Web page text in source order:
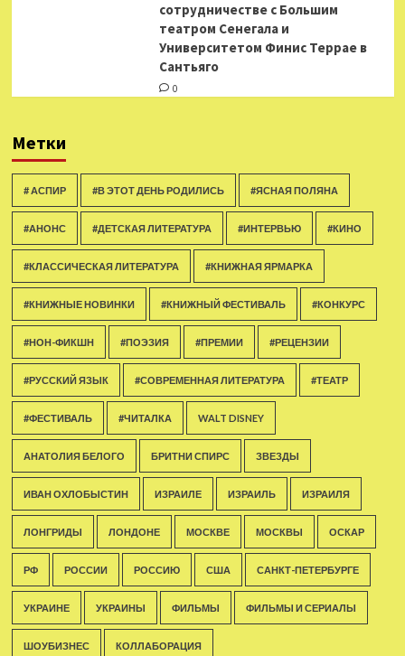
сотрудничестве с Большим
театром Сенегала и
Университетом Финис Террае в
Сантьяго
0
Метки
# АСПИР #В ЭТОТ ДЕНЬ РОДИЛИСЬ #ЯСНАЯ ПОЛЯНА
#АНОНС #ДЕТСКАЯ ЛИТЕРАТУРА #ИНТЕРВЬЮ #КИНО
#КЛАССИЧЕСКАЯ ЛИТЕРАТУРА #КНИЖНАЯ ЯРМАРКА
#КНИЖНЫЕ НОВИНКИ #КНИЖНЫЙ ФЕСТИВАЛЬ #КОНКУРС
#НОН-ФИКШН #ПОЭЗИЯ #ПРЕМИИ #РЕЦЕНЗИИ
#РУССКИЙ ЯЗЫК #СОВРЕМЕННАЯ ЛИТЕРАТУРА #ТЕАТР
#ФЕСТИВАЛЬ #ЧИТАЛКА WALT DISNEY
АНАТОЛИЯ БЕЛОГО БРИТНИ СПИРС ЗВЕЗДЫ
ИВАН ОХЛОБЫСТИН ИЗРАИЛЕ ИЗРАИЛЬ ИЗРАИЛЯ
ЛОНГРИДЫ ЛОНДОНЕ МОСКВЕ МОСКВЫ ОСКАР
РФ РОССИИ РОССИЮ США САНКТ-ПЕТЕРБУРГЕ
УКРАИНЕ УКРАИНЫ ФИЛЬМЫ ФИЛЬМЫ И СЕРИАЛЫ
ШОУБИЗНЕС КОЛЛАБОРАЦИЯ